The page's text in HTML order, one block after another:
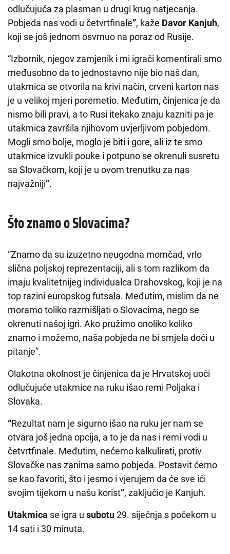
odlučujuća za plasman u drugi krug natjecanja.
Pobjeda nas vodi u četvrtfinale”, kaže Davor Kanjuh,
koji se još jednom osvrnuo na poraz od Rusije.
“Izbornik, njegov zamjenik i mi igrači komentirali smo
međusobno da to jednostavno nije bio naš dan,
utakmica se otvorila na krivi način, crveni karton nas
je u velikoj mjeri poremetio. Međutim, činjenica je da
nismo bili pravi, a to Rusi itekako znaju kazniti pa je
utakmica završila njihovom uvjerljivom pobjedom.
Mogli smo bolje, moglo je biti i gore, ali iz te smo
utakmice izvukli pouke i potpuno se okrenuli susretu
sa Slovačkom, koji je u ovom trenutku za nas
najvažniji”.
Što znamo o Slovacima?
“Znamo da su izuzetno neugodna momčad, vrlo
slična poljskoj reprezentaciji, ali s tom razlikom da
imaju kvalitetnijeg individualca Drahovskog, koji je na
top razini europskog futsala. Međutim, mislim da ne
moramo toliko razmišljati o Slovacima, nego se
okrenuti našoj igri. Ako pružimo onoliko koliko
znamo i možemo, naša pobjeda ne bi smjela doći u
pitanje”.
Olakotna okolnost je činjenica da je Hrvatskoj uoči
odlučujuće utakmice na ruku išao remi Poljaka i
Slovaka.
“Rezultat nam je sigurno išao na ruku jer nam se
otvara još jedna opcija, a to je da nas i remi vodi u
četvrtfinale. Međutim, nećemo kalkulirati, protiv
Slovačke nas zanima samo pobjeda. Postavit ćemo
se kao favoriti, što i jesmo i vjerujem da će sve ići
svojim tijekom u našu korist”, zaključio je Kanjuh.
Utakmica se igra u subotu29. siječnja s počekom u
14 sati i 30 minuta.